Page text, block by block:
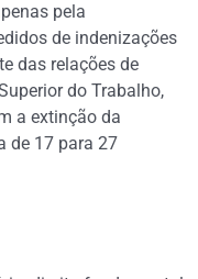
pela
de indenizações
das relações de
do Trabalho,
a extinção da
de 17 para 27